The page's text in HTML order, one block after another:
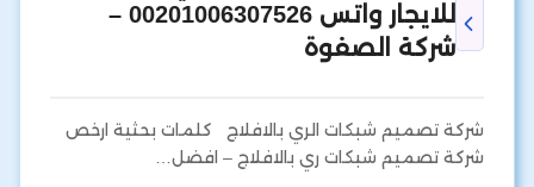
للايجار واتس 00201006307526 –
شركة الصفوة
شركة تصميم شبكات الري بالافلاج كلمات بحثية ارخص
شركة تصميم شبكات ري بالافلاج – افضل…